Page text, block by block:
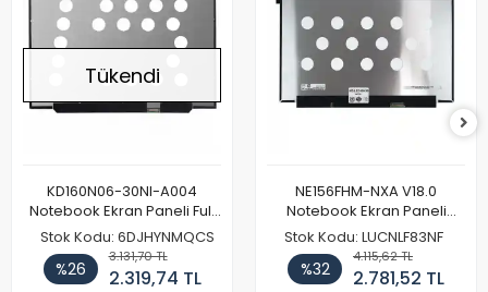
Tükendi
KD160N06-30NI-A004
Notebook Ekran Paneli Full
HD
Stok Kodu: 6DJHYNMQCS
%26
3.131,70 TL
2.319,74 TL
NE156FHM-NXA V18.0
Notebook Ekran Paneli
144Hz
Stok Kodu: LUCNLF83NF
%32
4.115,62 TL
2.781,52 TL